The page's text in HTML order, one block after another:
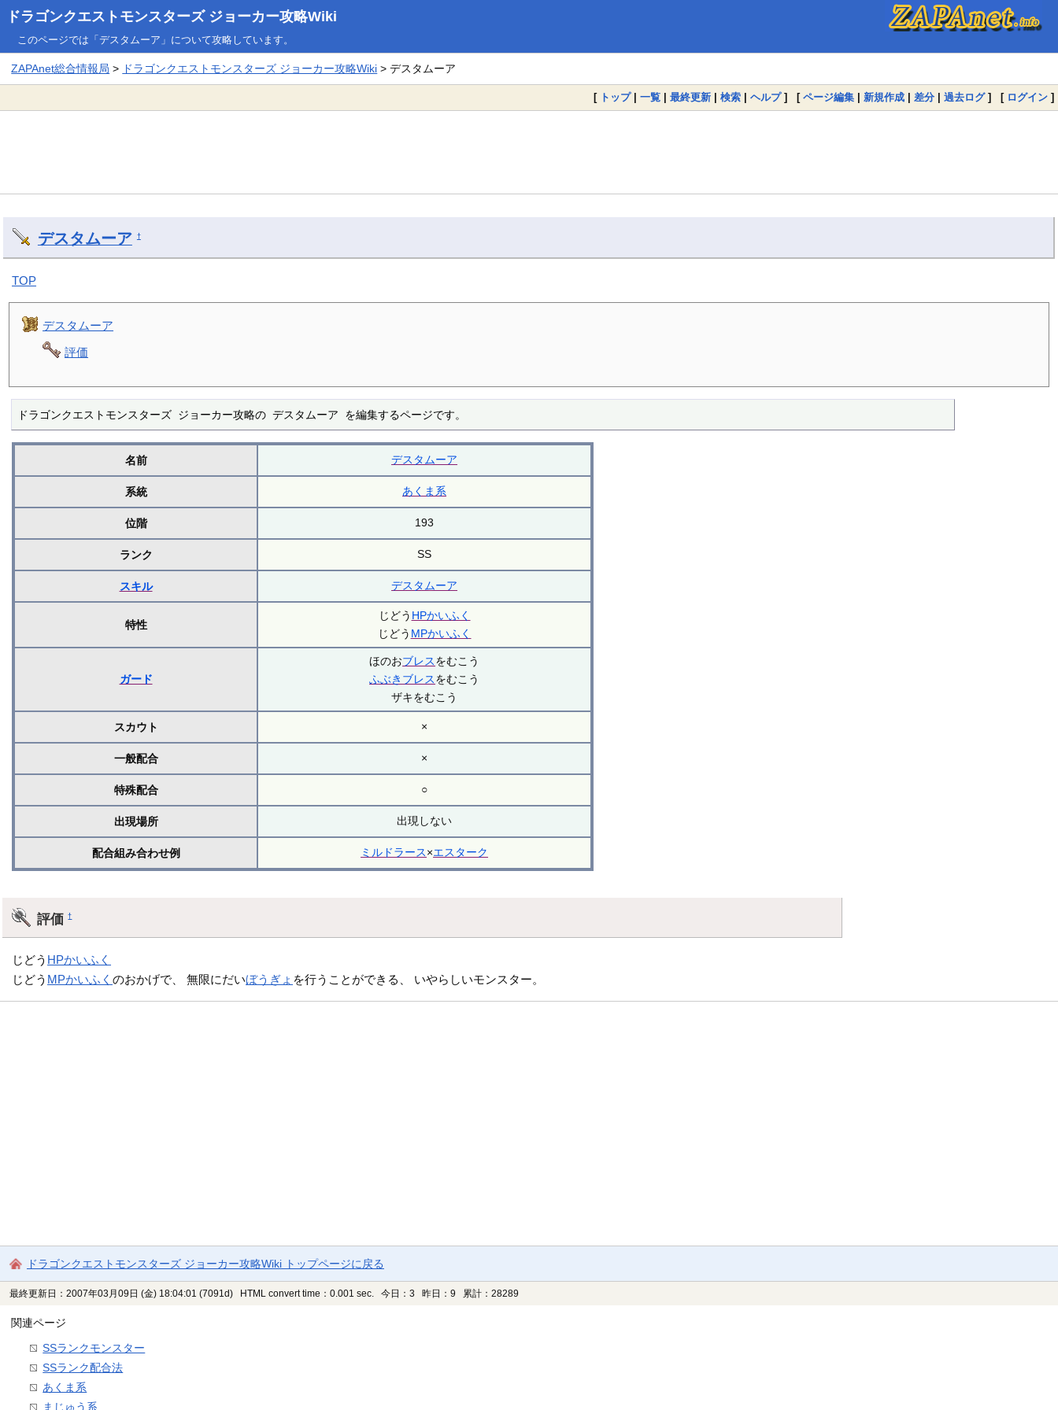
ドラゴンクエストモンスターズ ジョーカー攻略Wiki
このページでは「デスタムーア」について攻略しています。
ZAPAnet総合情報局 > ドラゴンクエストモンスターズ ジョーカー攻略Wiki > デスタムーア
[ トップ| 一覧 | 最終更新 | 検索 | ヘルプ] [ ページ編集 | 新規作成 | 差分 | 過去ログ] [ ログイン ]
デスタムーア †
TOP
デスタムーア
評価
ドラゴンクエストモンスターズ ジョーカー攻略の デスタムーア を編集するページです。
名前 デスタムーア
系統 あくま系
位階 193
ランク SS
スキル デスタムーア
特性
じどう HPかいふく
じどう MPかいふく
ガード
ほのおブレスをむこう
ふぶき ブレスをむこう
ザキをむこう
スカウト ×
一般配合 ×
特殊配合 ○
出現場所 出現しない
配合組み合わせ例 ミルドラース×エスターク
評価†
じどう HPかいふく
じどう MPかいふくのおかげで、 無限にだいぼうぎょ を行うことができる、 いやらしいモンスター。
ドラゴンクエストモンスターズ ジョーカー攻略Wiki トップページに戻る
最終更新日：2007年03月09日 (金) 18:04:01 (7091d) HTML convert time：0.001 sec. 今日：3 昨日：9 累計：28289
関連ページ
SSランクモンスター
SSランク配合法
あくま系
まじゅう系